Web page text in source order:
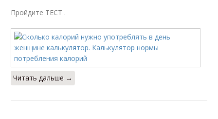
Пройдите ТЕСТ .
Читать дальше →